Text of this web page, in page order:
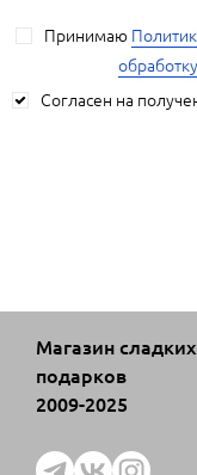
Принимаю
Согласен на
Магазин сладких
подарков
2009-2025